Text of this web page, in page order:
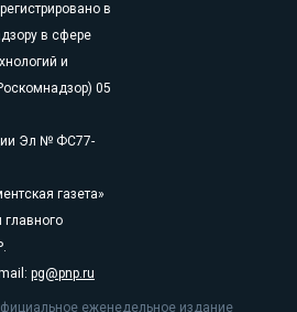
в
в сфере
и
05
Эл № ФС77-
газета»
pg@pnp.ru
еженедельное издание